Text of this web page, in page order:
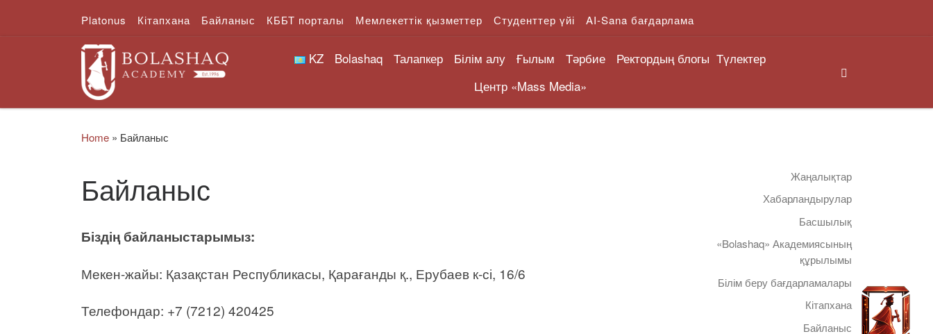
Skip to contentPlatonus Кітапхана Байланыс КББТ порталы Мемлекеттік қызметтер Студенттер үйі AI-Sana бағдарлама
KZ Bolashaq Талапкер Білім алу Ғылым Тәрбие Ректордың блогы Түлектер
Центр «Mass Media»
Home » Байланыс
Байланыс
Біздің байланыстарымыз:
Мекен-жайы: Қазақстан Республикасы, Қарағанды қ., Ерубаев к-сі, 16/6
Телефондар: +7 (7212) 420425
Жаңалықтар
Хабарландырулар
Басшылық
«Bolashaq» Академиясының
құрылымы
Білім беру бағдарламалары
Кітапхана
Байланыс